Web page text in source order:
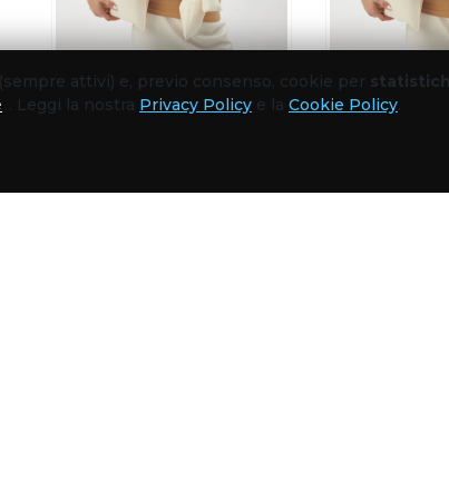
0out of 5
1,85€ - 2,10€ 0
2,38€ -
attivi) e, previo consenso, cookie per
. Leggi la nostra Privacy Policy e la Cookie Policy.